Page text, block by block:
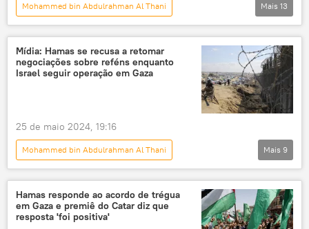
Mohammed bin Abdulrahman Al Thani
Panorama internacional
Catar
Israel
Gaza
Mossad
Oriente Médio e África
Hamas
cessar-fogo
negociações
Mais 13
Mídia: Hamas se recusa a retomar
negociações sobre reféns enquanto
Israel seguir operação em Gaza
25 de maio 2024, 19:16
Mohammed bin Abdulrahman Al Thani
Panorama internacional
Mundo
Israel
Catar
Faixa de Gaza
CIA
Axios
Hamas
Mais 9
Hamas responde ao acordo de trégua
em Gaza e premiê do Catar diz que
resposta 'foi positiva'